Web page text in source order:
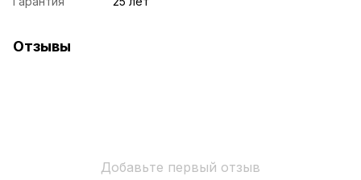
Отзывы
Добавьте первый отзыв